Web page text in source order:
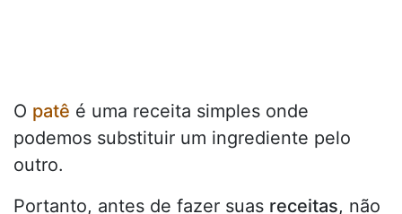
O patê é uma receita simples onde
podemos substituir um ingrediente pelo
outro.
Portanto, antes de fazer suas receitas, não